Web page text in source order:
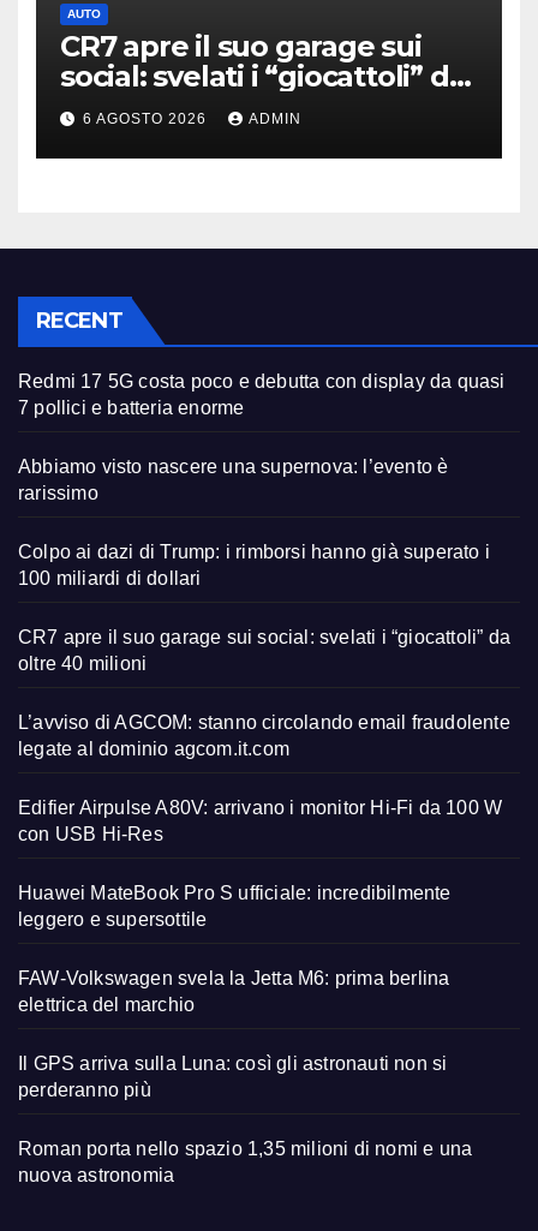
AUTO
CR7 apre il suo garage sui
social: svelati i “giocattoli” da
oltre 40 milioni
6 AGOSTO 2026 ADMIN
RECENT
Redmi 17 5G costa poco e debutta con display da quasi
7 pollici e batteria enorme
Abbiamo visto nascere una supernova: l’evento è
rarissimo
Colpo ai dazi di Trump: i rimborsi hanno già superato i
100 miliardi di dollari
CR7 apre il suo garage sui social: svelati i “giocattoli” da
oltre 40 milioni
L’avviso di AGCOM: stanno circolando email fraudolente
legate al dominio agcom.it.com
Edifier Airpulse A80V: arrivano i monitor Hi-Fi da 100 W
con USB Hi-Res
Huawei MateBook Pro S ufficiale: incredibilmente
leggero e supersottile
FAW-Volkswagen svela la Jetta M6: prima berlina
elettrica del marchio
Il GPS arriva sulla Luna: così gli astronauti non si
perderanno più
Roman porta nello spazio 1,35 milioni di nomi e una
nuova astronomia